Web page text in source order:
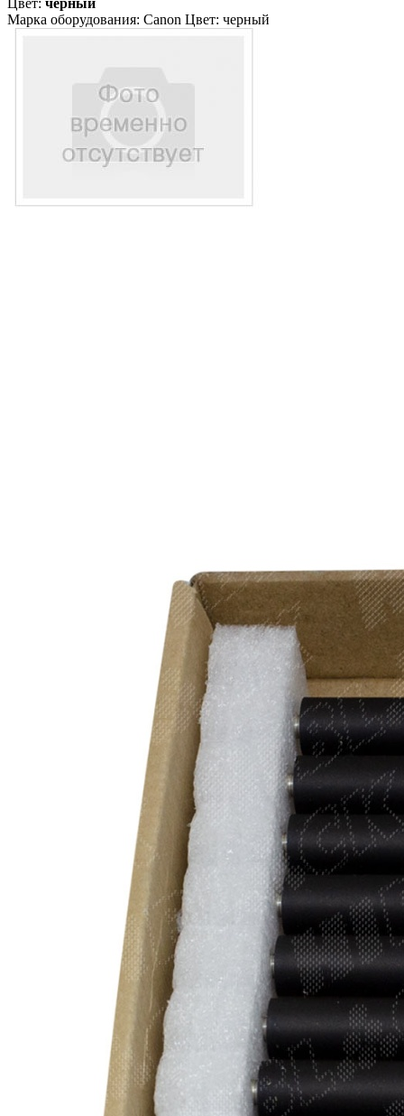
Цвет: черный
Марка оборудования: Canon Цвет: черный